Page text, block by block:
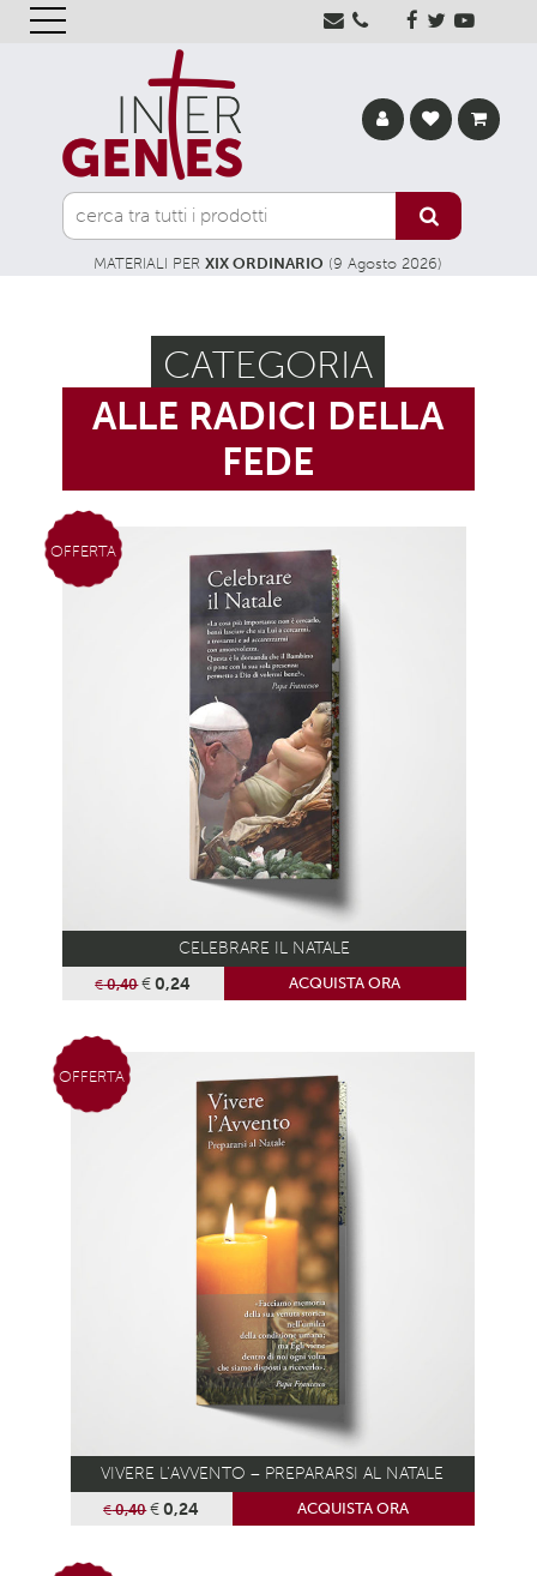
MATERIALI PERXIX ORDINARIO (9 Agosto 2026)
CATEGORIA
ALLE RADICI DELLA
FEDE
OFFERTA
CELEBRARE IL NATALE
€0,40 €0,24 ACQUISTA ORA
OFFERTA
VIVERE L’AVVENTO – PREPARARSI AL NATALE
€0,40 €0,24 ACQUISTA ORA